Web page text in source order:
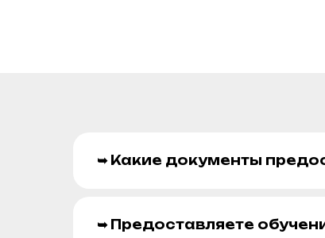
➥ Какие документы
➥ Предоставляете